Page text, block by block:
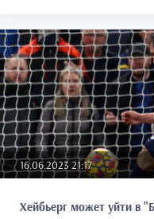
16.06.2023 21:17
Хейбьерг может уйти в